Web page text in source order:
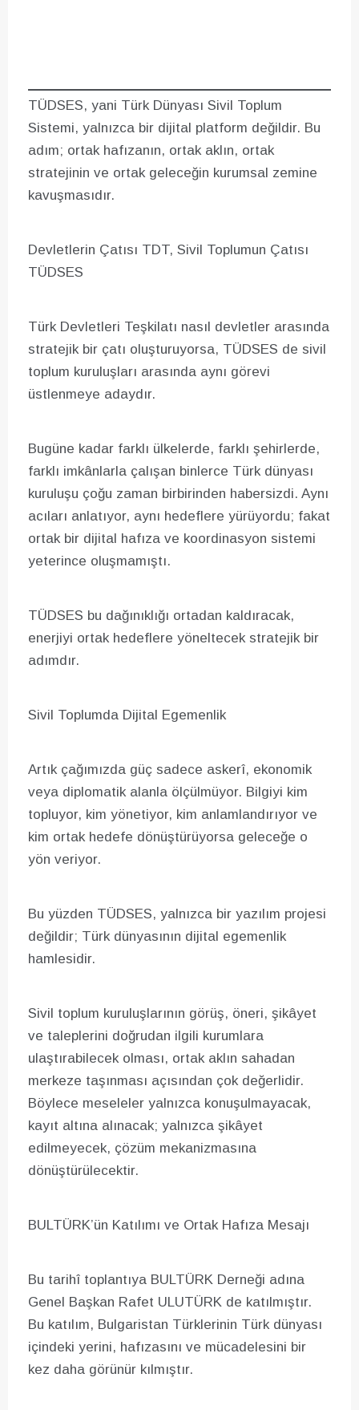
TÜDSES, yani Türk Dünyası Sivil Toplum
Sistemi, yalnızca bir dijital platform değildir. Bu
adım; ortak hafızanın, ortak aklın, ortak
stratejinin ve ortak geleceğin kurumsal zemine
kavuşmasıdır.
Devletlerin Çatısı TDT, Sivil Toplumun Çatısı
TÜDSES
Türk Devletleri Teşkilatı nasıl devletler arasında
stratejik bir çatı oluşturuyorsa, TÜDSES de sivil
toplum kuruluşları arasında aynı görevi
üstlenmeye adaydır.
Bugüne kadar farklı ülkelerde, farklı şehirlerde,
farklı imkânlarla çalışan binlerce Türk dünyası
kuruluşu çoğu zaman birbirinden habersizdi. Aynı
acıları anlatıyor, aynı hedeflere yürüyordu; fakat
ortak bir dijital hafıza ve koordinasyon sistemi
yeterince oluşmamıştı.
TÜDSES bu dağınıklığı ortadan kaldıracak,
enerjiyi ortak hedeflere yöneltecek stratejik bir
adımdır.
Sivil Toplumda Dijital Egemenlik
Artık çağımızda güç sadece askerî, ekonomik
veya diplomatik alanla ölçülmüyor. Bilgiyi kim
topluyor, kim yönetiyor, kim anlamlandırıyor ve
kim ortak hedefe dönüştürüyorsa geleceğe o
yön veriyor.
Bu yüzden TÜDSES, yalnızca bir yazılım projesi
değildir; Türk dünyasının dijital egemenlik
hamlesidir.
Sivil toplum kuruluşlarının görüş, öneri, şikâyet
ve taleplerini doğrudan ilgili kurumlara
ulaştırabilecek olması, ortak aklın sahadan
merkeze taşınması açısından çok değerlidir.
Böylece meseleler yalnızca konuşulmayacak,
kayıt altına alınacak; yalnızca şikâyet
edilmeyecek, çözüm mekanizmasına
dönüştürülecektir.
BULTÜRK’ün Katılımı ve Ortak Hafıza Mesajı
Bu tarihî toplantıya BULTÜRK Derneği adına
Genel Başkan Rafet ULUTÜRK de katılmıştır.
Bu katılım, Bulgaristan Türklerinin Türk dünyası
içindeki yerini, hafızasını ve mücadelesini bir
kez daha görünür kılmıştır.